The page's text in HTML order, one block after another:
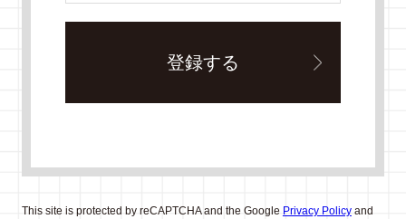
This site is protected by reCAPTCHA and the Google Privacy Policyand